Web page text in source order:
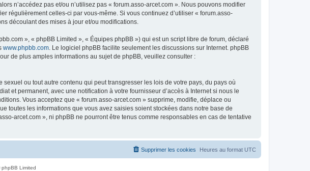
n’accédez pas et/ou n’utilisez pas « forum.asso-arcet.com ». Nous pouvons modifier
régulièrement celles-ci par vous-même. Si vous continuez d’utiliser « forum.asso-
découlant des mises à jour et/ou modifications.
», « phpBB Limited », « Équipes phpBB ») qui est un script libre de forum, déclaré
www.phpbb.com . Le logiciel phpBB facilite seulement les discussions sur Internet. phpBB
de plus amples informations au sujet de phpBB, veuillez consulter :
ou tout autre contenu qui peut transgresser les lois de votre pays, du pays où
et permanent, avec une notification à votre fournisseur d’accès à Internet si nous le
Vous acceptez que « forum.asso-arcet.com » supprime, modifie, déplace ou
toutes les informations que vous avez saisies soient stockées dans notre base de
arcet.com », ni phpBB ne pourront être tenus comme responsables en cas de tentative
Heures au format UTC
Supprimer les cookies
Limited